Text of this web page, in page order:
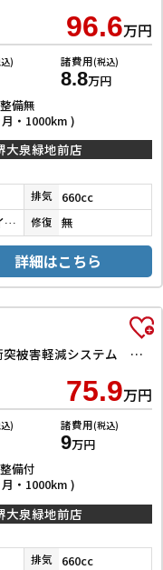
96.6万円
) 諸費用(税込)
8.8万円
備無
・1000km )
大泉緑地前店
排気 660cc
ブラックマイカメタリック 修復 無
詳細はこちら
L SAIII ナビ クリアランスソナー 衝突被害軽減システム オートマチックハイビーム オートライト キーレスエントリー アイドリングストップ CVT ABS ESC
75.9万円
) 諸費用(税込)
9万円
備付
・1000km )
大泉緑地前店
排気 660cc